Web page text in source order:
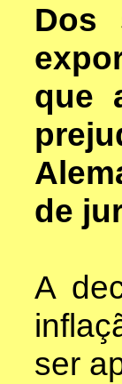
Dos
que
de
A
ser